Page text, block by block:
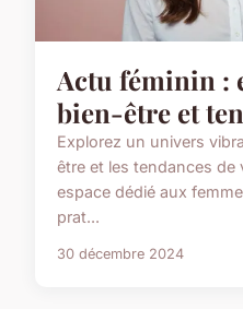
Actu féminin :
bien-être et
Explorez un univers
être et les tendances de
espace dédié aux
prat...
30 décembre 2024